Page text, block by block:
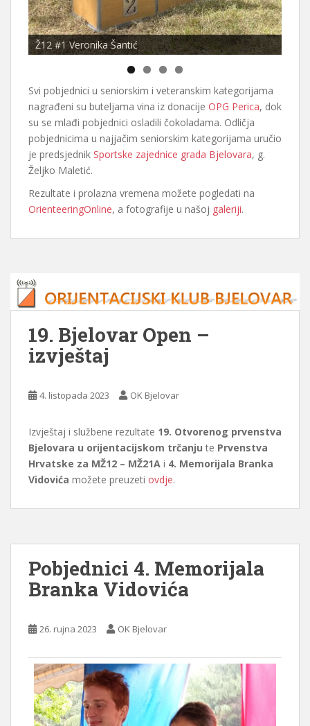
Ž12 #1 Veronika Šantić
Svi pobjednici u seniorskim i veteranskim kategorijama
nagrađeni su buteljama vina iz donacije OPG Perica, dok
su se mlađi pobjednici osladili čokoladama. Odličja
pobjednicima u najjačim seniorskim kategorijama uručio
je predsjednik Sportske zajednice grada Bjelovara, g.
Željko Maletić.
Rezultate i prolazna vremena možete pogledati na
OrienteeringOnline, a fotografije u našoj galeriji.
19. Bjelovar Open –
izvještaj
4. listopada 2023 OK Bjelovar
Izvještaj i službene rezultate 19. Otvorenog prvenstva
Bjelovara u orijentacijskom trčanju te Prvenstva
Hrvatske za MŽ12 – MŽ21A i 4. Memorijala Branka
Vidovića možete preuzeti ovdje.
Pobjednici 4. Memorijala
Branka Vidovića
26. rujna 2023 OK Bjelovar